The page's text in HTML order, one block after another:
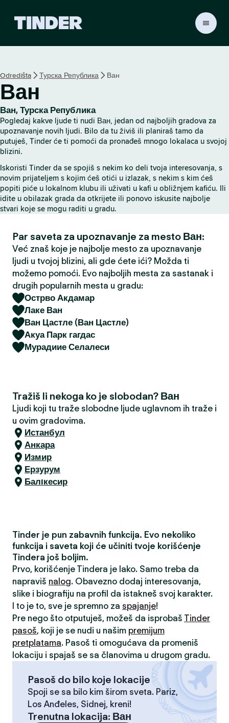
r
č
e
t
n
t
r
a
n
a
Odredišta Турска Република Ван
Ван
Ван, Турска Република
Pogledaj kakve ljude ti nudi Ван, jedan od najboljih gradova za
upoznavanje novih ljudi. Bilo da tu živiš ili planiraš tamo da
putuješ, Tinder će ti pomoći da pronađeš mnogo lokalaca u svojoj
blizini.
Iskoristi Tinder da se spojiš s nekim ko deli tvoja interesovanja, s
novim prijateljem s kojim ćeš otići u izlazak, s nekim s kim ćeš
popiti piće u lokalnom klubu ili uživati u kafi u obližnjem kafiću. Ili
idite u obilazak grada da otkrijete ili ponovo iskusite najbolje
stvari koje se mogu raditi u gradu.
Par saveta za upoznavanje za mesto Ван:
Već znaš koje je najbolje mesto za upoznavanje
ljudi u tvojoj blizini, ali gde ćete ići? Možda ti
možemo pomoći. Evo najboljih mesta za sastanak i
drugih popularnih mesta u gradu:
Острво Акдамар
Лаке Ван
Ван Цастле (Ван Цастле)
Акуа Парк гагдас
Мурадиие Селалеси
Tražiš li nekoga ko je slobodan? Ван
Ljudi koji tu traže slobodne ljude uglavnom ih traže i
u ovim gradovima.
Истанбул
Анкара
Измир
Ерзурум
Балıкесир
Tinder je pun zabavnih funkcija. Evo nekoliko
funkcija i saveta koji će učiniti tvoje korišćenje
Tindera još boljim.
Prvo, korišćenje Tindera je lako. Samo treba da
napraviš nalog. Obavezno dodaj interesovanja,
slike i biografiju na profil da istakneš svoj karakter.
I to je to, sve je spremno za spajanje!
Pre nego što otputuješ, možeš da isprobaš Tinder
pasoš, koji je se nudi u našim premijum
pretplatama. Pasoš ti omogućava da promeniš
lokaciju i spajaš se sa članovima u drugom gradu.
Pasoš do bilo koje lokacije
Spoji se sa bilo kim širom sveta. Pariz,
Los Anđeles, Sidnej, kreni!
Trenutna lokacija: Ван